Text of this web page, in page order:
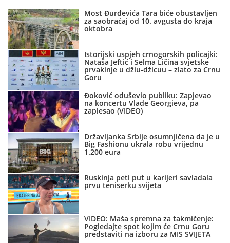
Most Đurđevića Tara biće obustavljen
za saobraćaj od 10. avgusta do kraja
oktobra
Istorijski uspjeh crnogorskih policajki:
Nataša Jeftić i Selma Ličina svjetske
prvakinje u džiu-džicuu – zlato za Crnu
Goru
Đoković oduševio publiku: Zapjevao
na koncertu Vlade Georgieva, pa
zaplesao (VIDEO)
Državljanka Srbije osumnjičena da je u
Big Fashionu ukrala robu vrijednu
1.200 eura
Ruskinja peti put u karijeri savladala
prvu teniserku svijeta
VIDEO: Maša spremna za takmičenje:
Pogledajte spot kojim će Crnu Goru
predstaviti na izboru za MIS SVIJETA